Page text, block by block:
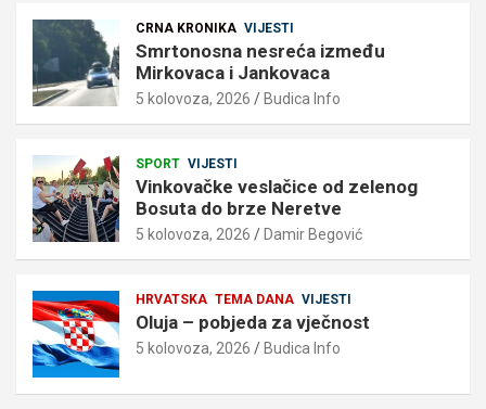
CRNA KRONIKA VIJESTI
Smrtonosna nesreća između
Mirkovaca i Jankovaca
5 kolovoza, 2026 Budica Info
SPORT VIJESTI
Vinkovačke veslačice od zelenog
Bosuta do brze Neretve
5 kolovoza, 2026 Damir Begović
HRVATSKA TEMA DANA VIJESTI
Oluja – pobjeda za vječnost
5 kolovoza, 2026 Budica Info